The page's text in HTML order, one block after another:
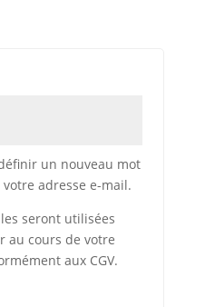
un nouveau mot
adresse e-mail.
seront utilisées
au cours de votre
aux CGV.